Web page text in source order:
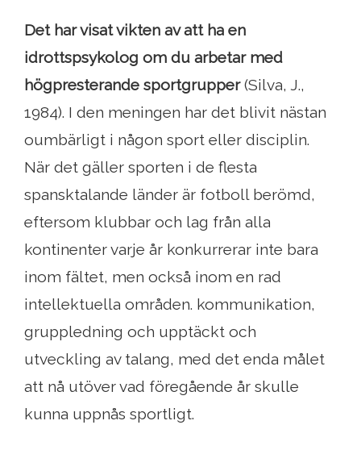
Det har visat vikten av att ha en
idrottspsykolog om du arbetar med
högpresterande sportgrupper(Silva, J.,
1984). I den meningen har det blivit nästan
oumbärligt i någon sport eller disciplin.
När det gäller sporten i de flesta
spansktalande länder är fotboll berömd,
eftersom klubbar och lag från alla
kontinenter varje år konkurrerar inte bara
inom fältet, men också inom en rad
intellektuella områden. kommunikation,
gruppledning och upptäckt och
utveckling av talang, med det enda målet
att nå utöver vad föregående år skulle
kunna uppnås sportligt.